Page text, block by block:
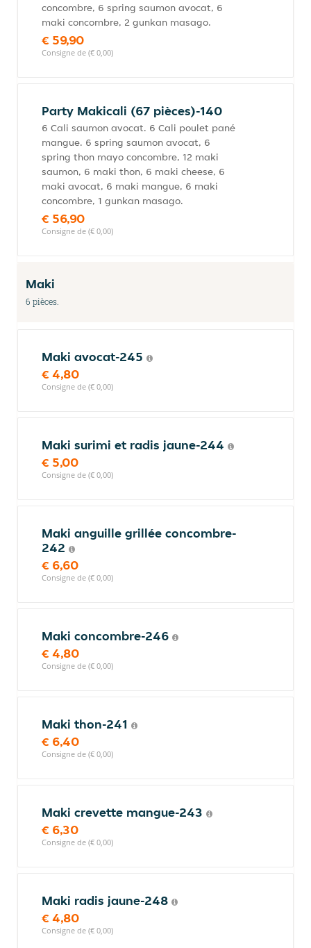
concombre, 6 spring saumon avocat, 6
maki concombre, 2 gunkan masago.
€ 59,90
Consigne de (€ 0,00)
Party Makicali (67 pièces)-140
6 Cali saumon avocat. 6 Cali poulet pané
mangue. 6 spring saumon avocat, 6
spring thon mayo concombre, 12 maki
saumon, 6 maki thon, 6 maki cheese, 6
maki avocat, 6 maki mangue, 6 maki
concombre, 1 gunkan masago.
€ 56,90
Consigne de (€ 0,00)
Maki
6 pièces.
Maki avocat-245
€ 4,80
Consigne de (€ 0,00)
Maki surimi et radis jaune-244
€ 5,00
Consigne de (€ 0,00)
Maki anguille grillée concombre-
242
€ 6,60
Consigne de (€ 0,00)
Maki concombre-246
€ 4,80
Consigne de (€ 0,00)
Maki thon-241
€ 6,40
Consigne de (€ 0,00)
Maki crevette mangue-243
€ 6,30
Consigne de (€ 0,00)
Maki radis jaune-248
€ 4,80
Consigne de (€ 0,00)